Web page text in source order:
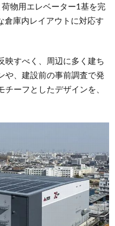
物用エレベーター1基を完
倉庫内レイアウトに対応す
映すべく、周辺に多く建ち
や、建設前の事前調査で発
ーフとしたデザインを、